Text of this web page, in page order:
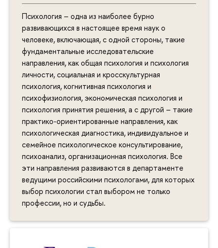
Психология – одна из наиболее бурно
развивающихся в настоящее время наук о
человеке, включающая, с одной стороны, такие
фундаментальные исследовательские
направления, как общая психология и психология
личности, социальная и кросскультурная
психология, когнитивная психология и
психофизиология, экономическая психология и
психология принятия решения, а с другой – такие
практико-ориентированные направления, как
психологическая диагностика, индивидуальное и
семейное психологическое консультирование,
психоанализ, организационная психология. Все
эти направления развиваются в департаменте
ведущими российскими психологами, для которых
выбор психологии стал выбором не только
профессии, но и судьбы.